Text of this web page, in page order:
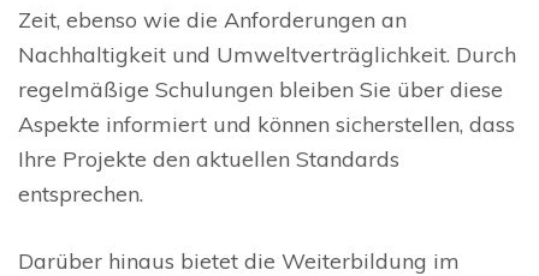
Zeit, ebenso wie die Anforderungen an
Nachhaltigkeit und Umweltverträglichkeit. Durch
regelmäßige Schulungen bleiben Sie über diese
Aspekte informiert und können sicherstellen, dass
Ihre Projekte den aktuellen Standards
entsprechen.
Darüber hinaus bietet die Weiterbildung im